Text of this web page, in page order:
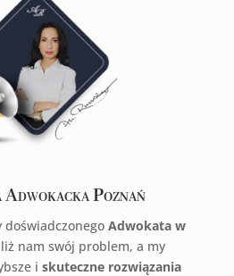
Poznań
doświadczonegoAdwokata w
nam swój problem, a my
iskuteczne rozwiązania